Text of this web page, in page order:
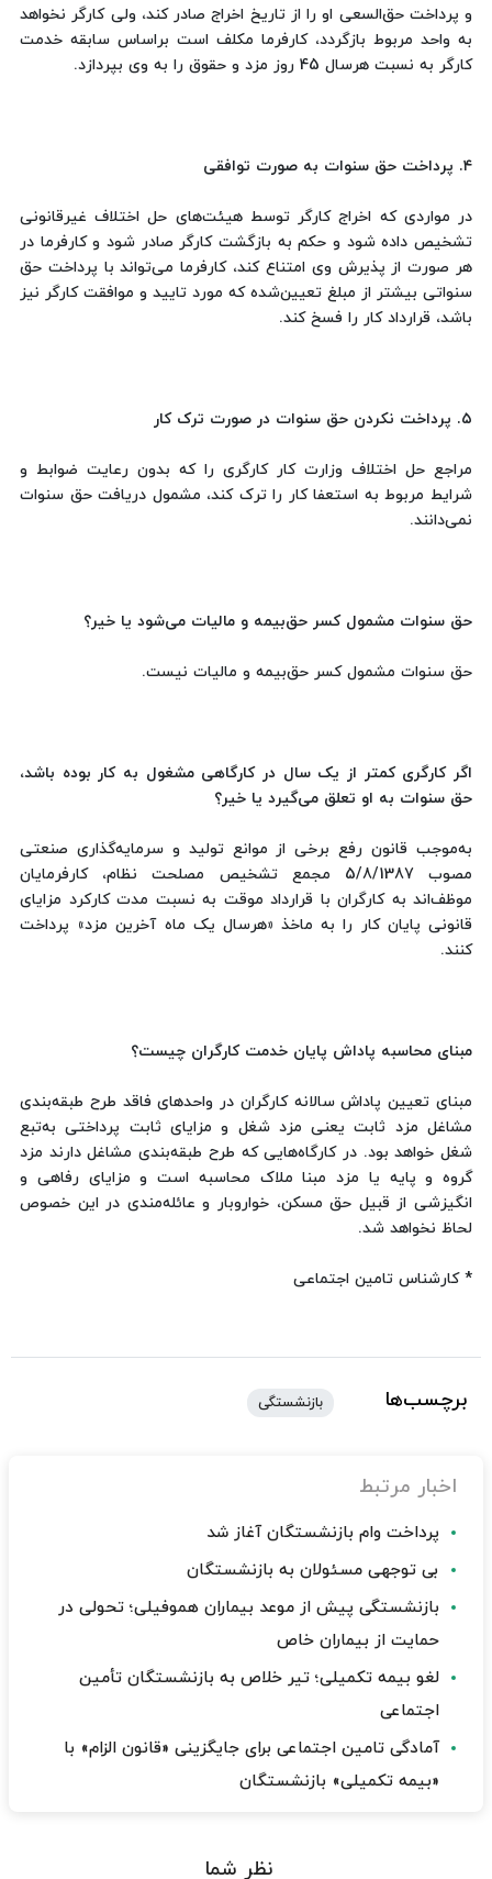
و پرداخت حق‌السعی او را از تاریخ اخراج صادر کند، ولی کارگر نخواهد
به واحد مربوط بازگردد، کارفرما مکلف است براساس سابقه خدمت
کارگر به نسبت هرسال 45 روز مزد و حقوق را به وی بپردازد.
۴. پرداخت حق سنوات به صورت توافقی
در مواردی که اخراج کارگر توسط هیئت‌های حل اختلاف غیرقانونی
تشخیص داده شود و حکم به بازگشت کارگر صادر شود و کارفرما در
هر صورت از پذیرش وی امتناع کند، کارفرما می‌تواند با پرداخت حق
سنواتی بیشتر از مبلغ تعیین‌شده که مورد تایید و موافقت کارگر نیز
باشد، قرارداد کار را فسخ کند.
۵. پرداخت نکردن حق سنوات در صورت ترک کار
مراجع حل اختلاف وزارت کار کارگری را که بدون رعایت ضوابط و
شرایط مربوط به استعفا کار را ترک کند، مشمول دریافت حق سنوات
نمی‌دانند.
حق سنوات مشمول کسر حق‌بیمه و مالیات می‌شود یا خیر؟
حق سنوات مشمول کسر حق‌بیمه و مالیات نیست.
اگر کارگری کمتر از یک سال در کارگاهی مشغول به کار بوده باشد،
حق سنوات به او تعلق می‌گیرد یا خیر؟
به‌موجب قانون رفع برخی از موانع تولید و سرمایه‌گذاری صنعتی
مصوب 5/8/1387 مجمع تشخیص مصلحت نظام، کارفرمایان
موظف‌اند به کارگران با قرارداد موقت به نسبت مدت کارکرد مزایای
قانونی پایان کار را به ماخذ «هرسال یک ماه آخرین مزد» پرداخت
کنند.
مبنای محاسبه پاداش پایان خدمت کارگران چیست؟
مبنای تعیین پاداش سالانه کارگران در واحدهای فاقد طرح طبقه‌بندی
مشاغل مزد ثابت یعنی مزد شغل و مزایای ثابت پرداختی به‌تبع
شغل خواهد بود. در کارگاه‌هایی که طرح طبقه‌بندی مشاغل دارند مزد
گروه و پایه یا مزد مبنا ملاک محاسبه است و مزایای رفاهی و
انگیزشی از قبیل حق مسکن، خواروبار و عائله‌مندی در این خصوص
لحاظ نخواهد شد.
* کارشناس تامین اجتماعی
برچسب‌ها بازنشستگی
اخبار مرتبط
پرداخت وام بازنشستگان آغاز شد
بی توجهی مسئولان به بازنشستگان
بازنشستگی پیش از موعد بیماران هموفیلی؛ تحولی در
حمایت از بیماران خاص
لغو بیمه تکمیلی؛ تیر خلاص به بازنشستگان تأمین
اجتماعی
آمادگی تامین اجتماعی برای جایگزینی «قانون الزام» با
«بیمه تکمیلی» بازنشستگان
نظر شما